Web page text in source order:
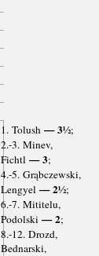
1. Tolush— 3½;
2.-3. Minev,
Fichtl— 3;
4.-5. Grąbczewski,
Lengyel— 2½;
6.-7. Mititelu,
Podolski — 2;
8.-12. Drozd,
Bednarski,